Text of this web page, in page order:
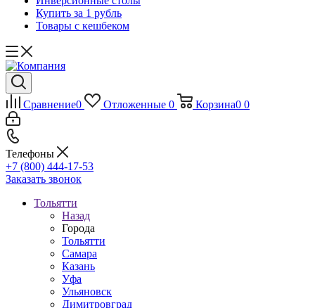
Купить за 1 рубль
Товары с кешбеком
Сравнение0 Отложенные 0 Корзина0 0
Телефоны
+7 (800) 444-17-53
Заказать звонок
Тольятти
Назад
Города
Тольятти
Самара
Казань
Уфа
Ульяновск
Димитровград